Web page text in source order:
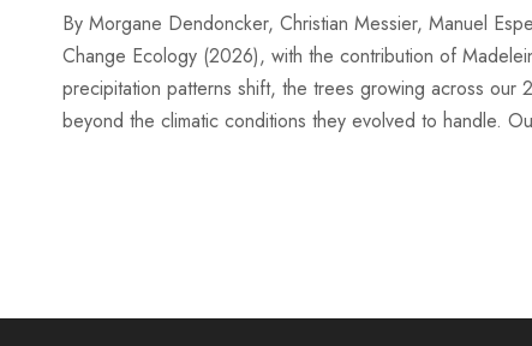
By Morgane Dendoncker, Christian Messier, Manuel
Change Ecology (2026), with the contribution of
precipitation patterns shift, the trees growing across our
beyond the climatic conditions they evolved to handle.